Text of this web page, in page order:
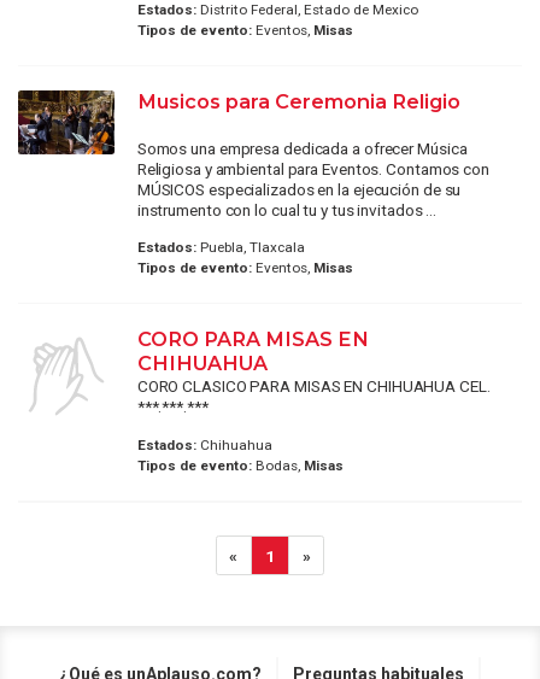
Estados:Distrito Federal, Estado de Mexico
Tipos de evento:Eventos, Misas
Musicos para Ceremonia Religio
Somos una empresa dedicada a ofrecer Música
Religiosa y ambiental para Eventos. Contamos con
MÚSICOS especializados en la ejecución de su
instrumento con lo cual tu y tus invitados ...
Estados:Puebla, Tlaxcala
Tipos de evento:Eventos, Misas
CORO PARA MISAS EN
CHIHUAHUA
CORO CLASICO PARA MISAS EN CHIHUAHUA CEL.
***.***.***
Estados:Chihuahua
Tipos de evento:Bodas, Misas
« 1 »
¿Qué es unAplauso.com? Preguntas habituales